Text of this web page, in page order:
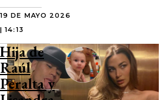
19 DE MAYO 2026
| 14:13
Hija de
Raúl
Peralta y